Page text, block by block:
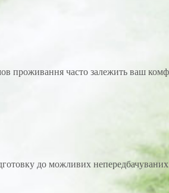
часто залежить ваш
до можливих